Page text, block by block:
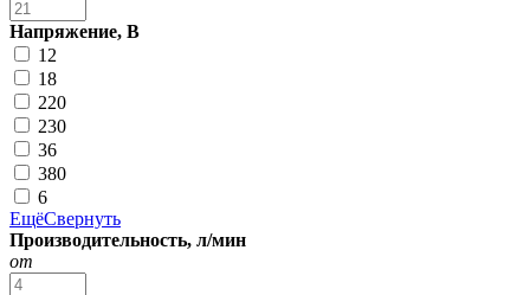
Напряжение, В
12
18
220
230
36
380
6
ЕщёСвернуть
Производительность, л/мин
от